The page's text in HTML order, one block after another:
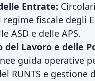
Entrate:
regime fiscale degli
ASD e delle APS.
del Lavoro e delle
guida operative
RUNTS e gestione